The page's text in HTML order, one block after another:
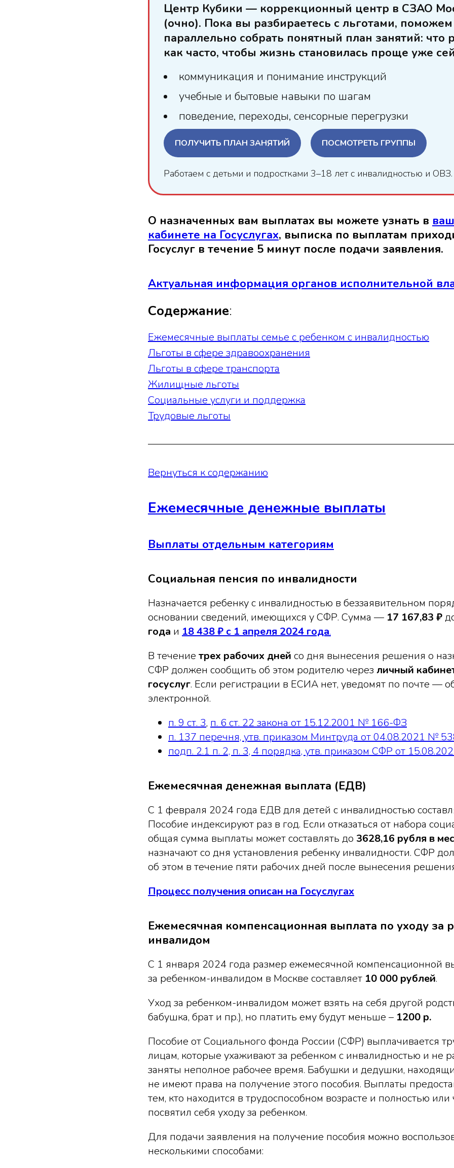
Центр Кубики — коррекционный центр в СЗАО
(очно). Пока вы разбираетесь с льготами, поможем
параллельно собрать понятный план занятий: что
как часто, чтобы жизнь становилась проще уже
коммуникация и понимание инструкций
учебные и бытовые навыки по шагам
поведение, переходы, сенсорные перегрузки
ПОЛУЧИТЬ ПЛАН ЗАНЯТИЙ ПОСМОТРЕТЬ ГРУППЫ
Работаем с детьми и подростками 3–18 лет с инвалидностью и ОВЗ.
О назначенных вам выплатах вы можете узнать в
кабинете на Госуслугах, выписка по выплатам
Госуслуг в течение 5 минут после подачи заявления.
Актуальная информация органов исполнительной
Содержание:
Ежемесячные выплаты семье с ребенком с инвалидностью
Льготы в сфере здравоохранения
Льготы в сфере транспорта
Жилищные льготы
Социальные услуги и поддержка
Трудовые льготы
Вернуться к содержанию
Ежемесячные денежные выплаты
Выплаты отдельным категориям
Социальная пенсия по инвалидности
Назначается ребенку с инвалидностью в беззаявительном
основании сведений, имеющихся у СФР. Сумма — 17 167,83 ₽
года и 18 438 ₽ с 1 апреля 2024 года.
В течение трех рабочих дней со дня вынесения решения о
СФР должен сообщить об этом родителю через личный
госуслуг. Если регистрации в ЕСИА нет, уведомят по почте —
электронной.
п. 9 ст. 3, п. 6 ст. 22 закона от 15.12.2001 № 166-ФЗ
п. 137 перечня, утв. приказом Минтруда от 04.08.2021 №
подп. 2.1 п. 2, п. 3, 4 порядка, утв. приказом СФР от
Ежемесячная денежная выплата (ЕДВ)
С 1 февраля 2024 года ЕДВ для детей с инвалидностью
Пособие индексируют раз в год. Если отказаться от набора
общая сумма выплаты может составлять до 3628,16 рубля в
назначают со дня установления ребенку инвалидности. СФР
об этом в течение пяти рабочих дней после вынесения
Процесс получения описан на Госуслугах
Ежемесячная компенсационная выплата по уходу за
инвалидом
С 1 января 2024 года размер ежемесячной компенсационной
за ребенком-инвалидом в Москве составляет 10 000 рублей​.
Уход за ребенком-инвалидом может взять на себя другой
бабушка, брат и пр.), но платить ему будут меньше – 1200 р.
Пособие от Социального фонда России (СФР) выплачивается
лицам, которые ухаживают за ребенком с инвалидностью и не
заняты неполное рабочее время. Бабушки и дедушки,
не имеют права на получение этого пособия. Выплаты
тем, кто находится в трудоспособном возрасте и полностью или
посвятил себя уходу за ребенком.
Для подачи заявления на получение пособия можно
несколькими способами: